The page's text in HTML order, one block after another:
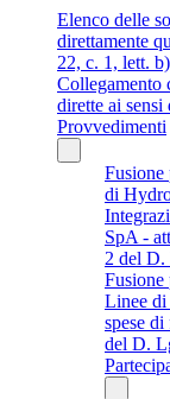
Elenco delle
direttamente
22, c. 1, lett.
Collegamento
dirette ai
Provvedimenti
Fusione
di
SpA -
2 del D.
Linee di
spese
del D.